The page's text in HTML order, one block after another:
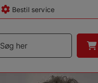
Bestil service
Søg her